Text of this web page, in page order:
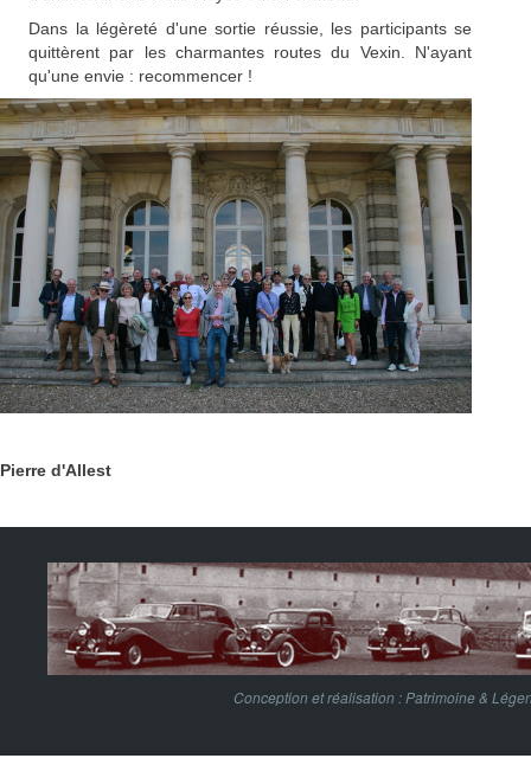
Dans la légèreté d'une sortie réussie, les participants se
quittèrent par les charmantes routes du Vexin. N'ayant
qu'une envie : recommencer !
Pierre d'Allest
Conception et réalisation : Patrimoine &